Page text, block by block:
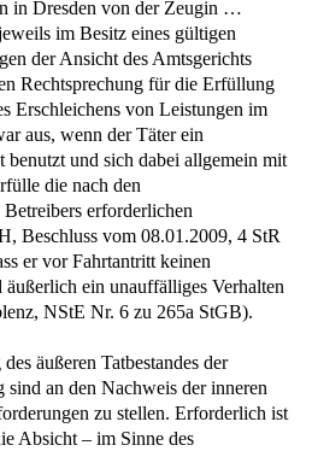
in Dresden von der Zeugin …
im Besitz eines gültigen
der Ansicht des Amtsgerichts
Rechtsprechung für die Erfüllung
Erschleichens von Leistungen im
aus, wenn der Täter ein
benutzt und sich dabei allgemein mit
die nach den
erforderlichen
Beschluss vom 08.01.2009, 4 StR
er vor Fahrtantritt keinen
äußerlich ein unauffälliges Verhalten
NStE Nr. 6 zu 265a StGB).
äußeren Tatbestandes der
sind an den Nachweis der inneren
zu stellen. Erforderlich ist
Absicht – im Sinne des